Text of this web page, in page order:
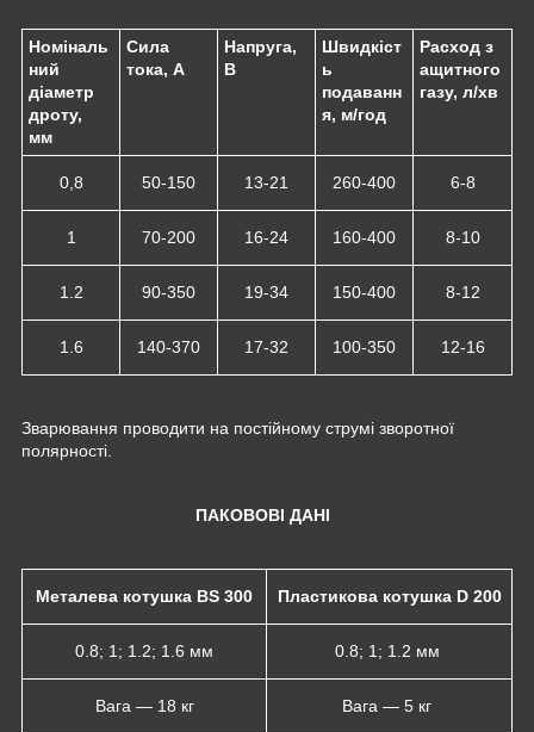
Номіналь
ний
діаметр
дроту,
мм
Сила
тока, А
Напруга,
В
Швидкіст
ь
подаванн
я, м/год
Расход з
ащитного
газу, л/хв
0,8 50-150 13-21 260-400 6-8
1 70-200 16-24 160-400 8-10
1.2 90-350 19-34 150-400 8-12
1.6 140-370 17-32 100-350 12-16
Зварювання проводити на постійному струмі зворотної
полярності.
ПАКОВОВІ ДАНІ
Металева котушка BS 300 Пластикова котушка D 200
0.8; 1; 1.2; 1.6 мм 0.8; 1; 1.2 мм
Вага — 18 кг Вага — 5 кг